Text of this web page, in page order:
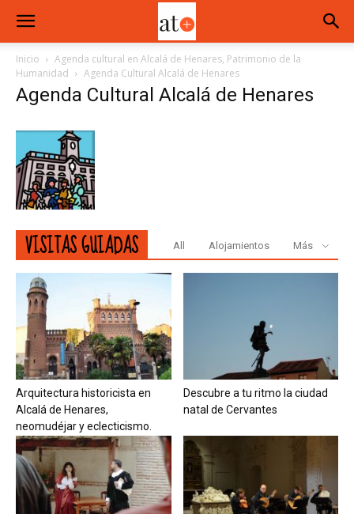
Inicio
Agenda cultural en Alcalá de Henares, Patrimonio de la
Humanidad
Agenda Cultural Alcalá de Henares
Agenda Cultural Alcalá de Henares
VISITAS GUIADAS All Alojamientos Más
Arquitectura historicista en
Alcalá de Henares,
neomudéjar y eclecticismo.
Descubre a tu ritmo la ciudad
natal de Cervantes